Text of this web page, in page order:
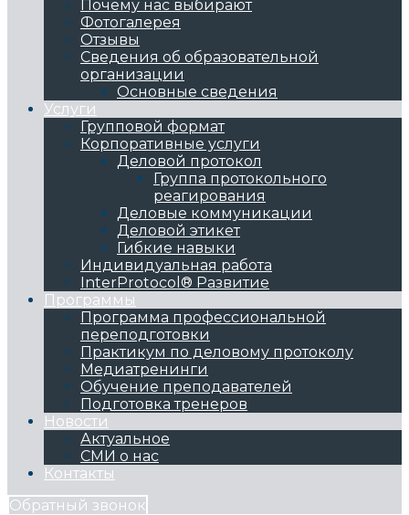
Почему нас выбирают
Фотогалерея
Отзывы
Сведения об образовательной
организации
Основные сведения
Услуги
Групповой формат
Корпоративные услуги
Деловой протокол
Группа протокольного
реагирования
Деловые коммуникации
Деловой этикет
Гибкие навыки
Индивидуальная работа
InterProtocol® Развитие
Программы
Программа профессиональной
переподготовки
Практикум по деловому протоколу
Медиатренинги
Обучение преподавателей
Подготовка тренеров
Новости
Актуальное
СМИ о нас
Контакты
Обратный звонок